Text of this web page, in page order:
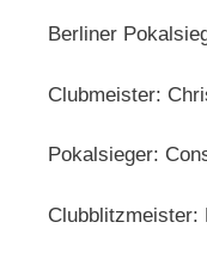
Berliner
Clubmeister:
Pokalsieger:
Clubblitzmeister: